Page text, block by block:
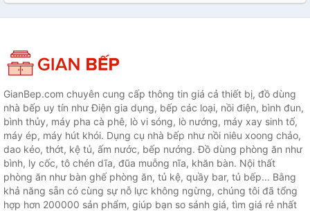
GianBep.com chuyên cung cấp thông tin giá cả thiết bị, đồ dùng
nhà bếp uy tín như Điện gia dụng, bếp các loại, nồi điện, bình đun,
bình thủy, máy pha cà phê, lò vi sóng, lò nướng, máy xay sinh tố,
máy ép, máy hút khói. Dụng cụ nhà bếp như nồi niêu xoong chảo,
dao kéo, thớt, kệ tủ, ấm nước, bếp nướng. Đồ dùng phòng ăn như
bình, ly cốc, tô chén dĩa, đũa muỗng nĩa, khăn bàn. Nội thất
phòng ăn như bàn ghế phòng ăn, tủ kệ, quầy bar, tủ bếp... Bằng
khả năng sẵn có cùng sự nỗ lực không ngừng, chúng tôi đã tổng
hợp hơn 200000 sản phẩm, giúp bạn so sánh giá, tìm giá rẻ nhất